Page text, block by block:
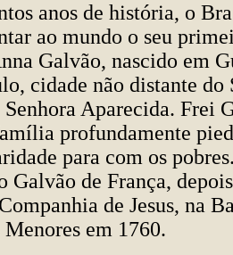
anos de história, o
ao mundo o seu
Galvão, nascido em
cidade não distante do
Aparecida. Frei
profundamente
para com os
Galvão de França,
de Jesus, na
em 1760.